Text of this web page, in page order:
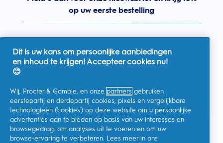
op uw eerste bestelling
Ik geef toestemming voor het ontvangen van
gepersonaliseerde communicatie met betrekking tot
aanbiedingen, nieuws en andere promotionele initiatieven van
Oral-B en andere
P&G-merken
kan me op elk momentafmelden.
Dit is uw kans om persoonlijke aanbiedingen
en inhoud te krijgen! Accepteer cookies nu!
😊
Wij, Procter & Gamble, en onze partners gebruiken
eerstepartij en derdepartij cookies, pixels en vergelijkbare
technologieën ('cookies') op deze website om u persoonlijke
advertenties aan te bieden op basis van uw interesses en
browsegedrag, om analyses uit te voeren en om uw
browse-ervaring te verbeteren. Lees meer in ons